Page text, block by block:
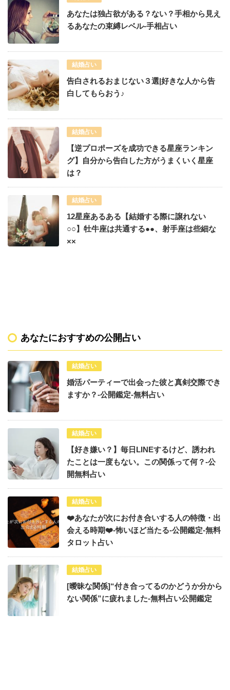
あなたは独占欲がある？ない？手相から見え
るあなたの束縛レベル-手相占い
結婚占い
告白されるおまじない３選|好きな人から告
白してもらおう♪
結婚占い
【逆プロポーズを成功できる星座ランキン
グ】自分から告白した方がうまくいく星座
は？
結婚占い
12星座あるある【結婚する際に譲れない
○○】牡牛座は共通する●●、射手座は些細な
××
あなたにおすすめの公開占い
結婚占い
婚活パーティーで出会った彼と真剣交際でき
ますか？-公開鑑定-無料占い
結婚占い
【好き嫌い？】毎日LINEするけど、誘われ
たことは一度もない。この関係って何？-公
開無料占い
結婚占い
❤️あなたが次にお付き合いする人の特徴・出
会える時期❤️-怖いほど当たる-公開鑑定-無料
タロット占い
結婚占い
[曖昧な関係]“付き合ってるのかどうか分から
ない関係”に疲れました-無料占い公開鑑定